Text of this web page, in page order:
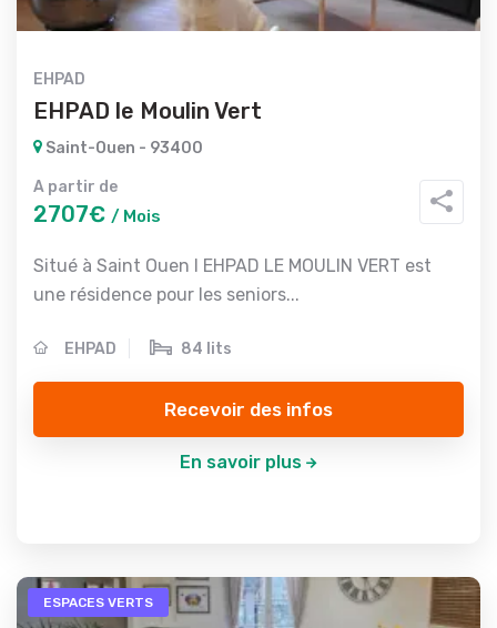
EHPAD
EHPAD le Moulin Vert
Saint-Ouen - 93400
A partir de
2707€ / Mois
Situé à Saint Ouen l EHPAD LE MOULIN VERT est
une résidence pour les seniors...
EHPAD 84 lits
Recevoir des infos
En savoir plus
ESPACES VERTS